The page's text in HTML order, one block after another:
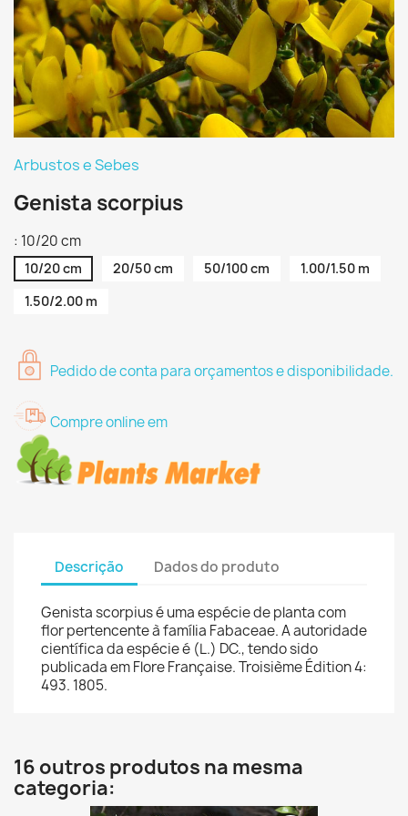
Arbustos e Sebes
Genista scorpius
: 10/20 cm
10/20 cm 20/50 cm 50/100 cm
1.00/1.50 m
1.50/2.00 m
Pedido de conta para orçamentos e disponibilidade.
Compre online em
Descrição Dados do produto
Genista scorpius é uma espécie de planta com
flor pertencente à família Fabaceae. A autoridade
científica da espécie é (L.) DC., tendo sido
publicada em Flore Française. Troisième Édition 4:
493. 1805.
16 outros produtos na mesma
categoria: